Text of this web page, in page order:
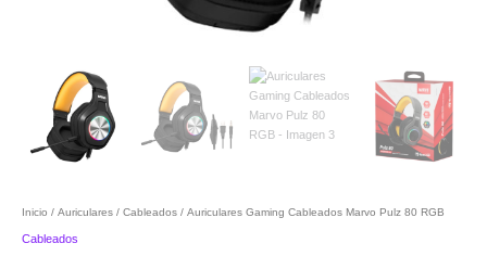
Inicio / Auriculares / Cableados / Auriculares Gaming Cableados Marvo Pulz 80 RGB
Cableados